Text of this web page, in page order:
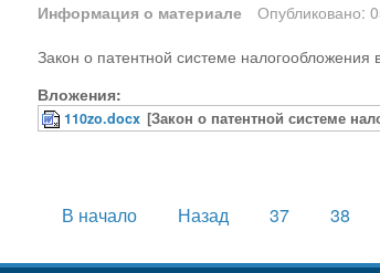
Информация о материале
Опубликовано:
Закон о патентной системе
Вложения:
110zo.docx [Закон о патентной системе
В начало Назад 37 38